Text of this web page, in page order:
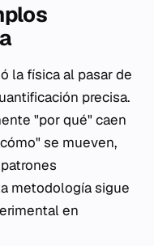
la física al pasar de
precisa.
"por qué" caen
se mueven,
metodología sigue
en